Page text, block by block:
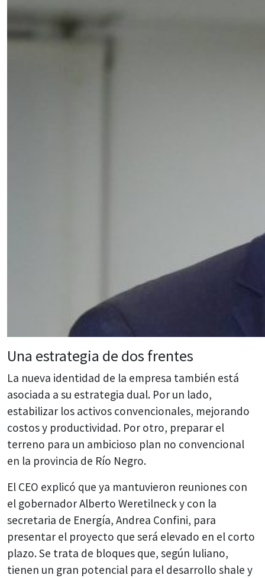
Una estrategia de dos frentes
La nueva identidad de la empresa también está
asociada a su estrategia dual. Por un lado,
estabilizar los activos convencionales, mejorando
costos y productividad. Por otro, preparar el
terreno para un ambicioso plan no convencional
en la provincia de Río Negro.
El CEO explicó que ya mantuvieron reuniones con
el gobernador Alberto Weretilneck y con la
secretaria de Energía, Andrea Confini, para
presentar el proyecto que será elevado en el corto
plazo. Se trata de bloques que, según Iuliano,
tienen un gran potencial para el desarrollo shale y